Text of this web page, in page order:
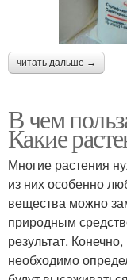
читать дальше →
В чем
Какие
Многие растения
из них особенно
вещества можно
природным
результат.
необходимо